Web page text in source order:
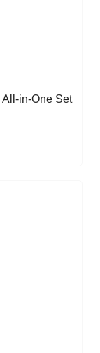
in-One Set